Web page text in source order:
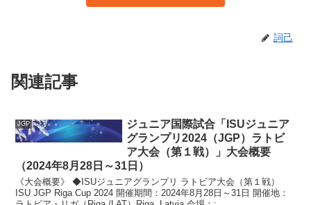
詞己
関連記事
JGP
ジュニア国際試合「ISUジュニア
グランプリ2024（JGP）ラトビ
ア大会（第１戦）」大会概要
（2024年8月28日～31日）
《大会概要》 ◆ISUジュニアグランプリ ラトビア大会（第１戦）
ISU JGP Riga Cup 2024 開催期間：2024年8月28日～31日 開催地：